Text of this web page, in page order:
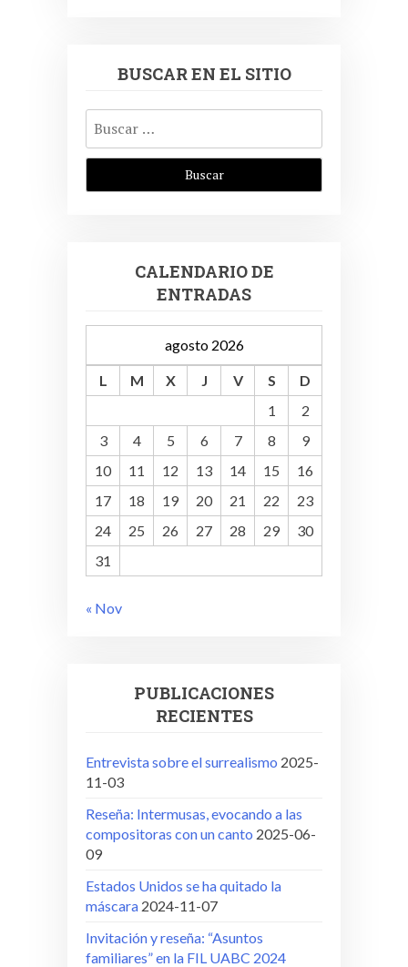
BUSCAR EN EL SITIO
Buscar:
CALENDARIO DE
ENTRADAS
agosto 2026
L M X J V S
D
1
2
3
4 5 6 7 8
9
10
11 12 13 14 15
16
17
18 19 20 21 22
23
24
25 26 27 28 29
30
31
« Nov
PUBLICACIONES
RECIENTES
Entrevista sobre el surrealismo 2025-
11-03
Reseña: Intermusas, evocando a las
compositoras con un canto 2025-06-
09
Estados Unidos se ha quitado la
máscara 2024-11-07
Invitación y reseña: “Asuntos
familiares” en la FIL UABC 2024